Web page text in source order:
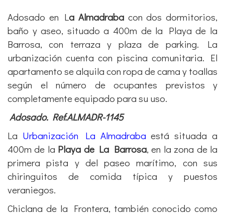
Adosado en La Almadraba con dos dormitorios,
baño y aseo, situado a 400m de la Playa de la
Barrosa, con terraza y plaza de parking. La
urbanización cuenta con piscina comunitaria. El
apartamento se alquila con ropa de cama y toallas
según el número de ocupantes previstos y
completamente equipado para su uso.
Adosado. Ref.ALMADR-1145
La Urbanización La Almadraba está situada a
400m de la Playa de La Barrosa, en la zona de la
primera pista y del paseo marítimo, con sus
chiringuitos de comida típica y puestos
veraniegos.
Chiclana de la Frontera, también conocido como